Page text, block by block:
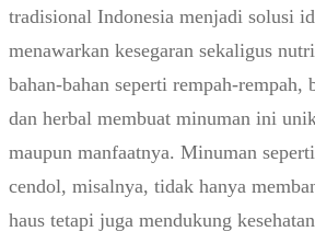
tradisional Indonesia menjadi solusi
menawarkan kesegaran sekaligus
bahan-bahan seperti rempah-rempah,
dan herbal membuat minuman ini
maupun manfaatnya. Minuman
cendol, misalnya, tidak hanya
haus tetapi juga mendukung